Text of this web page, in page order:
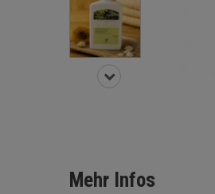
Mehr Infos